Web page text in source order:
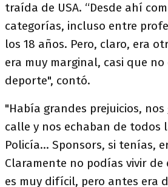
traída de USA. “Desde ahí
categorías, incluso entre
los 18 años. Pero, claro, era
era muy marginal, casi que
deporte", contó.
"Había grandes prejuicios,
calle y nos echaban de todos
Policía… Sponsors, si tenías,
Claramente no podías vivir de
es muy difícil, pero antes era